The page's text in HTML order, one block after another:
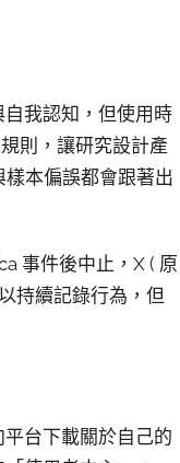
我認知，但使用時
則，讓研究設計產
本偏誤都會跟著出
事件後中止，X ( 原
持續記錄行為，但
台下載關於自己的